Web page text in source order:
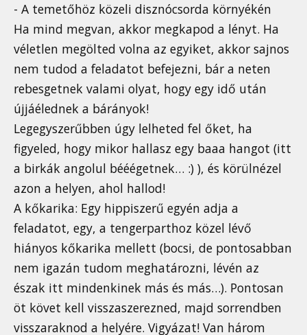
- A temetőhöz közeli disznócsorda környékén
Ha mind megvan, akkor megkapod a lényt. Ha
véletlen megölted volna az egyiket, akkor sajnos
nem tudod a feladatot befejezni, bár a neten
rebesgetnek valami olyat, hogy egy idő után
újjáélednek a bárányok!
Legegyszerűbben úgy lelheted fel őket, ha
figyeled, hogy mikor hallasz egy baaa hangot (itt
a birkák angolul bééégetnek… :) ), és körülnézel
azon a helyen, ahol hallod!
A kőkarika: Egy hippiszerű egyén adja a
feladatot, egy, a tengerparthoz közel lévő
hiányos kőkarika mellett (bocsi, de pontosabban
nem igazán tudom meghatározni, lévén az
észak itt mindenkinek más és más…). Pontosan
öt követ kell visszaszerezned, majd sorrendben
visszaraknod a helyére. Vigyázat! Van három